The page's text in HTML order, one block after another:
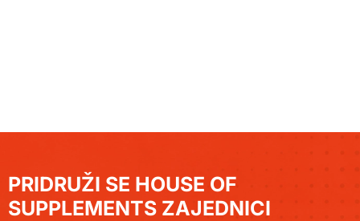
PRIDRUŽI SE HOUSE OF
SUPPLEMENTS ZAJEDNICI